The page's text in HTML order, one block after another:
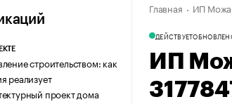
и медиа Рынок наличной валюты
строительством: как
реализует
проект дома
Главная ИП
ДЕЙСТВУЕТ
ИП